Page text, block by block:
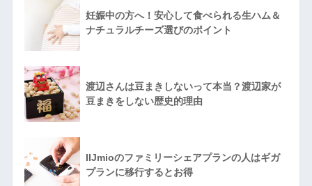
妊娠中の方へ！安心して食べられる生ハム＆
ナチュラルチーズ選びのポイント
渡辺さんは豆まきしないって本当？渡辺家が
豆まきをしない歴史的理由
IIJmioのファミリーシェアプランの人はギガ
プランに移行するとお得